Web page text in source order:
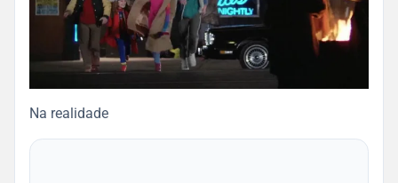
Na realidade